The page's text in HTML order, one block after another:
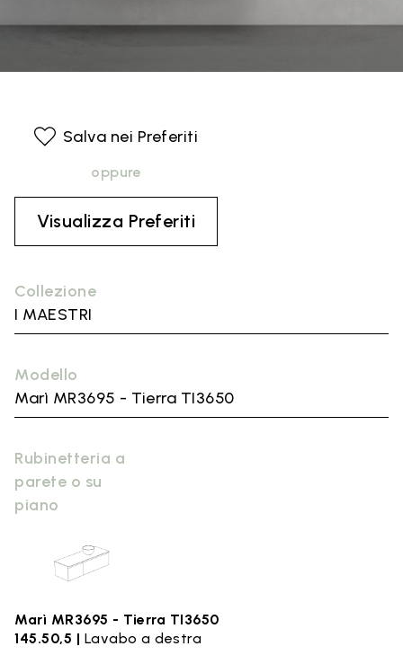
Collezione
I MAESTRI
Modello
Marì MR3695 - Tierra TI3650
Rubinetteria a
parete o su
piano
Marì MR3695 - Tierra TI3650
145.50,5 | Lavabo a destra
Salva nei Preferiti
oppure
Visualizza Preferiti